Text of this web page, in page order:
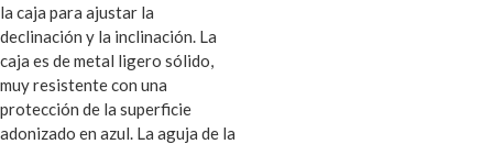
la caja para ajustar la
declinación y la inclinación. La
caja es de metal ligero sólido,
muy resistente con una
protección de la superficie
adonizado en azul. La aguja de la